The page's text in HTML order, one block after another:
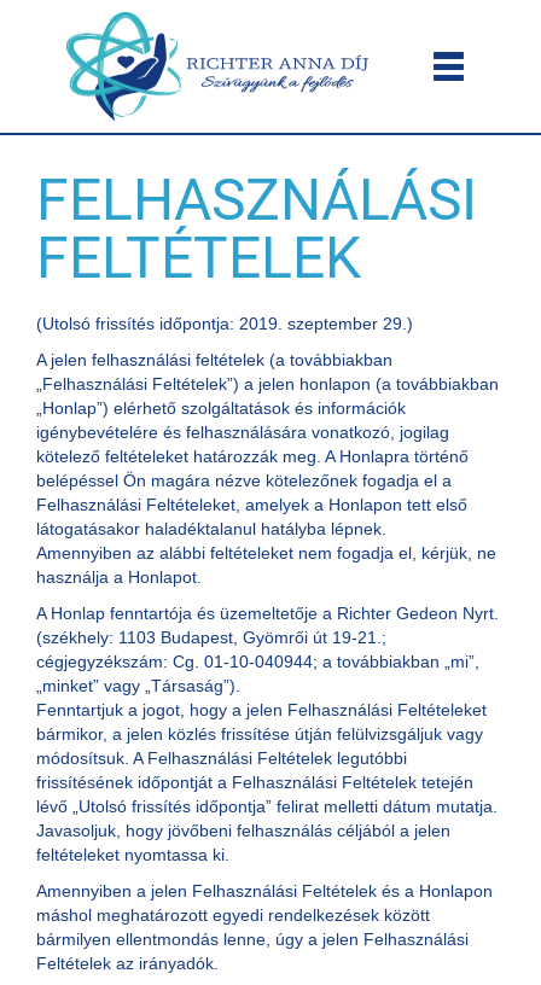
FELHASZNÁLÁSI
FELTÉTELEK
(Utolsó frissítés időpontja: 2019. szeptember 29.)
A jelen felhasználási feltételek (a továbbiakban
„Felhasználási Feltételek”) a jelen honlapon (a továbbiakban
„Honlap”) elérhető szolgáltatások és információk
igénybevételére és felhasználására vonatkozó, jogilag
kötelező feltételeket határozzák meg. A Honlapra történő
belépéssel Ön magára nézve kötelezőnek fogadja el a
Felhasználási Feltételeket, amelyek a Honlapon tett első
látogatásakor haladéktalanul hatályba lépnek.
Amennyiben az alábbi feltételeket nem fogadja el, kérjük, ne
használja a Honlapot.
A Honlap fenntartója és üzemeltetője a Richter Gedeon Nyrt.
(székhely: 1103 Budapest, Gyömrői út 19-21.;
cégjegyzékszám: Cg. 01-10-040944; a továbbiakban „mi”,
„minket” vagy „Társaság”).
Fenntartjuk a jogot, hogy a jelen Felhasználási Feltételeket
bármikor, a jelen közlés frissítése útján felülvizsgáljuk vagy
módosítsuk. A Felhasználási Feltételek legutóbbi
frissítésének időpontját a Felhasználási Feltételek tetején
lévő „Utolsó frissítés időpontja” felirat melletti dátum mutatja.
Javasoljuk, hogy jövőbeni felhasználás céljából a jelen
feltételeket nyomtassa ki.
Amennyiben a jelen Felhasználási Feltételek és a Honlapon
máshol meghatározott egyedi rendelkezések között
bármilyen ellentmondás lenne, úgy a jelen Felhasználási
Feltételek az irányadók.